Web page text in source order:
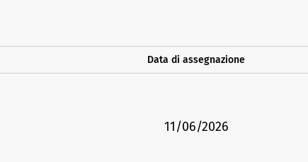
Data di assegnazione
11/06/2026